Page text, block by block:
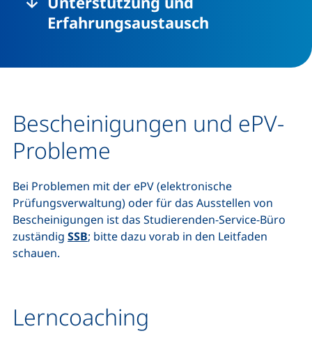
Erfahrungsaustausch
Bescheinigungen und ePV-
Probleme
Bei Problemen mit der ePV (elektronische
Prüfungsverwaltung) oder für das Ausstellen von
Bescheinigungen ist das Studierenden-Service-Büro
zuständig SSB; bitte dazu vorab in den Leitfaden
schauen.
Lerncoaching